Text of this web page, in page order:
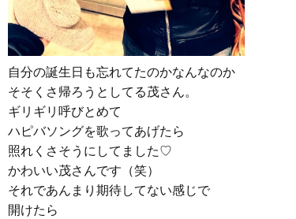
自分の誕生日も忘れてたのかなんなのか
そそくさ帰ろうとしてる茂さん。
ギリギリ呼びとめて
ハピバソングを歌ってあげたら
照れくさそうにしてました♡
かわいい茂さんです（笑）
それであんまり期待してない感じで
開けたら